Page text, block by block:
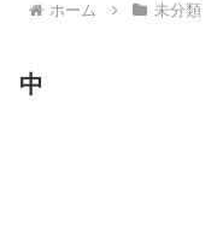
ホーム 未分類
中